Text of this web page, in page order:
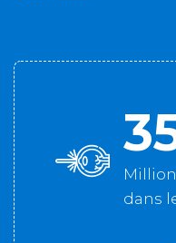
dans